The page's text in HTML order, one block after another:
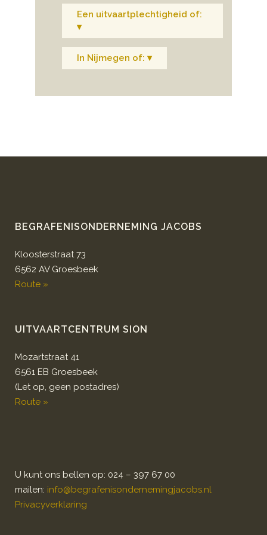
Een uitvaartplechtigheid of:
▾
In Nijmegen of: ▾
BEGRAFENISONDERNEMING JACOBS
Kloosterstraat 73
6562 AV Groesbeek
Route »
UITVAARTCENTRUM SION
Mozartstraat 41
6561 EB Groesbeek
(Let op, geen postadres)
Route »
U kunt ons bellen op: 024 – 397 67 00
mailen: info@begrafenisondernemingjacobs.nl
Privacyverklaring